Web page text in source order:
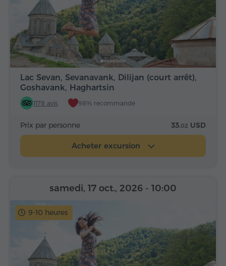
Lac Sevan, Sevanavank, Dilijan (court arrêt),
Goshavank, Haghartsin
1178 avis 98% recommandé
Prix par personne 33.02 USD
Acheter excursion
9-10 heures
samedi, 17 oct., 2026 - 10:00